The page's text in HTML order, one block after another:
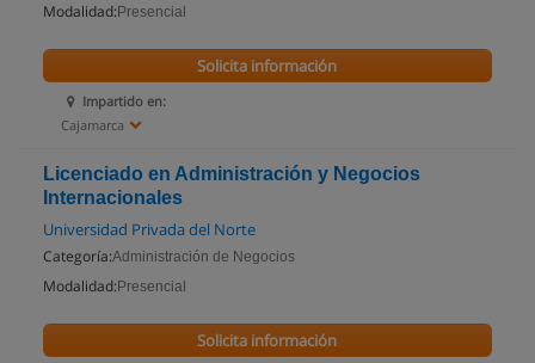
Modalidad: Presencial
Impartido en:
Cajamarca
Solicita información
Licenciado en Administración y Negocios
Internacionales
Universidad Privada del Norte
Categoría:Administración de Negocios
Modalidad: Presencial
Solicita información